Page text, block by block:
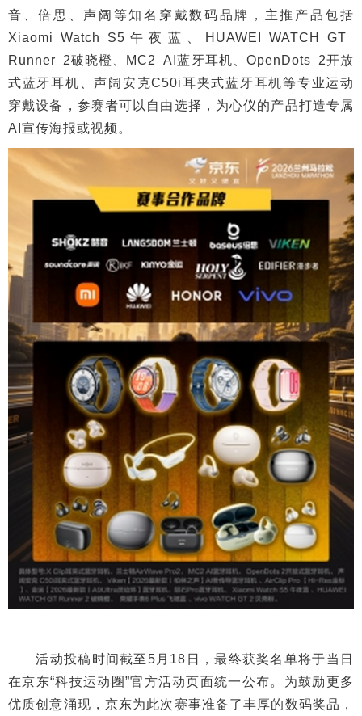
音、倍思、声阔等知名穿戴数码品牌，主推产品包括
Xiaomi Watch S5午夜蓝、HUAWEI WATCH GT
Runner 2破晓橙、MC2 AI蓝牙耳机、OpenDots 2开放
式蓝牙耳机、声阔安克C50i耳夹式蓝牙耳机等专业运动
穿戴设备，参赛者可以自由选择，为心仪的产品打造专属
AI宣传海报或视频。
活动投稿时间截至5月18日，最终获奖名单将于当日
在京东“科技运动圈”官方活动页面统一公布。为鼓励更多
优质创意涌现，京东为此次赛事准备了丰厚的数码奖品，